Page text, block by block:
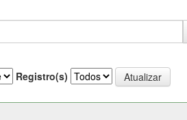
Registro(s)